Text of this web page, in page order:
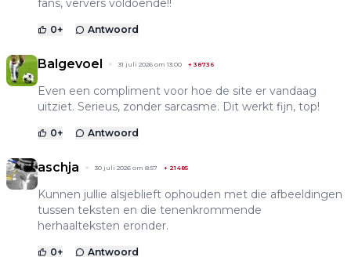
fans, ververs voldoende!!
0+ Antwoord
Balgevoel 31 juli 2026 om 13:00 + 38736
Even een compliment voor hoe de site er vandaag
uitziet. Serieus, zonder sarcasme. Dit werkt fijn, top!
0+ Antwoord
aschja 30 juli 2026 om 8:57 + 21485
Kunnen jullie alsjeblieft ophouden met die afbeeldingen
tussen teksten en die tenenkrommende
herhaalteksten eronder.
0+ Antwoord